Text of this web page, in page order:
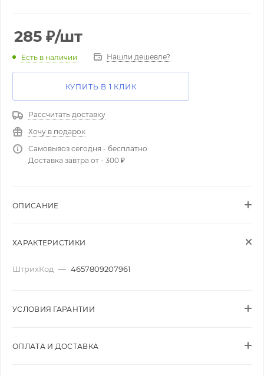
285 ₽/шт
Есть в наличии Нашли дешевле?
КУПИТЬ В 1 КЛИК
Рассчитать доставку
Хочу в подарок
Самовывоз сегодня - бесплатно
Доставка завтра от - 300 ₽
ОПИСАНИЕ
ХАРАКТЕРИСТИКИ
ШтрихКод — 4657809207961
УСЛОВИЯ ГАРАНТИИ
ОПЛАТА И ДОСТАВКА